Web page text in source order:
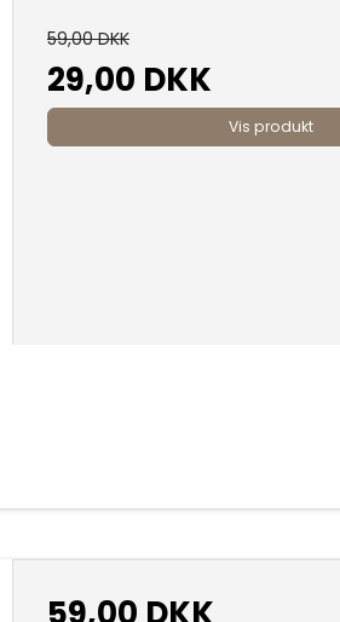
59,00 DKK
29,00 DKK
Vis produkt
59,00 DKK